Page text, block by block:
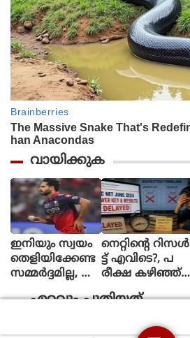
വായിക്കുക
ഇനിയും സ്വയം
തെളിയിക്കേണ്ട
സമ്മർദ്ദമില്ല, അ
ഭിച്ചാൽ സ
മാത്രം : ഭുവ
നെറ്റിൻ്റെ റിസൾ
ട്ട് എവിടെ?, പ
രീക്ഷ കഴിഞ്ഞ്
ഒരു മാസ
മായിട്ടും ഉത്തര
പോലുമില്ല, ആ
ഏറ്റവും പുതിയത്